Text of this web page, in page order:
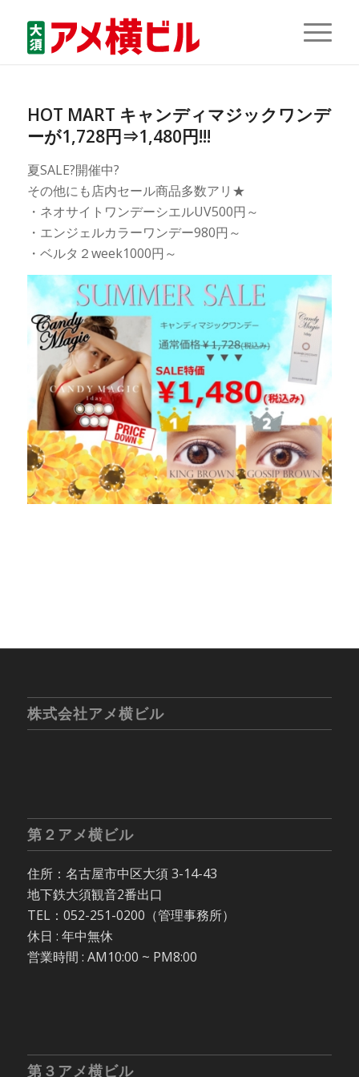
HOT MART キャンディマジックワンデ
ーが1,728円⇒1,480円!!!
夏SALE?開催中?
その他にも店内セール商品多数アリ★
・ネオサイトワンデーシエルUV500円～
・エンジェルカラーワンデー980円～
・ベルタ２week1000円～
株式会社アメ横ビル
第２アメ横ビル
住所：名古屋市中区大須 3-14-43
地下鉄大須観音2番出口
TEL：052-251-0200（管理事務所）
休日 : 年中無休
営業時間 : AM10:00 ~ PM8:00
第３アメ横ビル